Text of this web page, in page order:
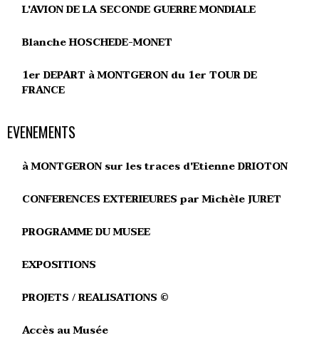
L'AVION DE LA SECONDE GUERRE MONDIALE
Blanche HOSCHEDE-MONET
1er DEPART à MONTGERON du 1er TOUR DE
FRANCE
EVENEMENTS
à MONTGERON sur les traces d'Etienne DRIOTON
CONFERENCES EXTERIEURES par Michèle JURET
PROGRAMME DU MUSEE
EXPOSITIONS
PROJETS / REALISATIONS ©
Accès au Musée